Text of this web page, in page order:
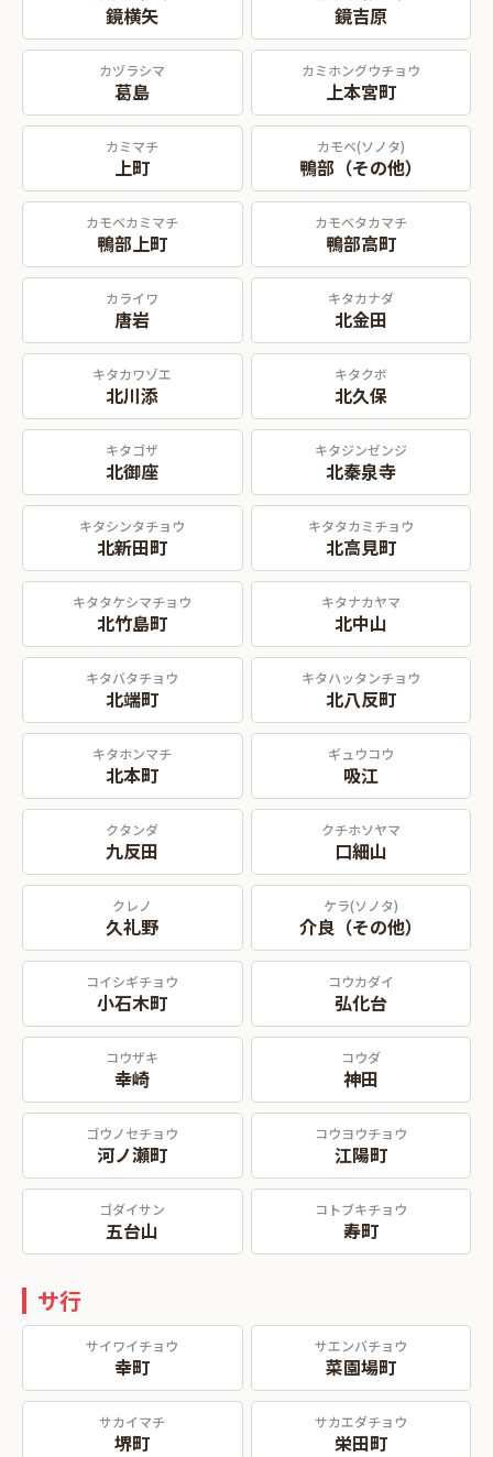
鏡横矢 鏡吉原
カヅラシマ
葛島
カミホングウチョウ
上本宮町
カミマチ
上町
カモベ(ソノタ)
鴨部（その他）
カモベカミマチ
鴨部上町
カモベタカマチ
鴨部高町
カライワ
唐岩
キタカナダ
北金田
キタカワゾエ
北川添
キタクボ
北久保
キタゴザ
北御座
キタジンゼンジ
北秦泉寺
キタシンタチョウ
北新田町
キタタカミチョウ
北高見町
キタタケシマチョウ
北竹島町
キタナカヤマ
北中山
キタバタチョウ
北端町
キタハッタンチョウ
北八反町
キタホンマチ
北本町
ギュウコウ
吸江
クタンダ
九反田
クチホソヤマ
口細山
クレノ
久礼野
ケラ(ソノタ)
介良（その他）
コイシギチョウ
小石木町
コウカダイ
弘化台
コウザキ
幸崎
コウダ
神田
ゴウノセチョウ
河ノ瀬町
コウヨウチョウ
江陽町
ゴダイサン
五台山
コトブキチョウ
寿町
サ行
サイワイチョウ
幸町
サエンバチョウ
菜園場町
サカイマチ
堺町
サカエダチョウ
栄田町